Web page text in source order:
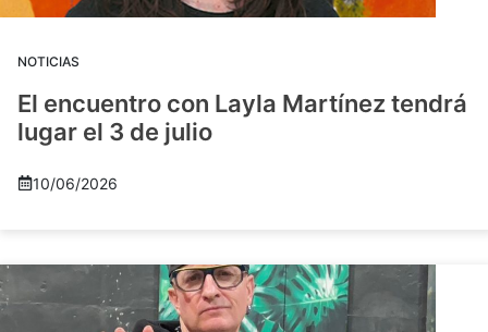
NOTICIAS
El encuentro con Layla Martínez tendrá
lugar el 3 de julio
10/06/2026